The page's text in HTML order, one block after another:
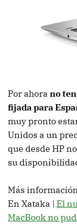
Por ahora no
fijada para
muy pronto
Unidos a un
que desde HP
su
Más
En Xataka | El
MacBook no